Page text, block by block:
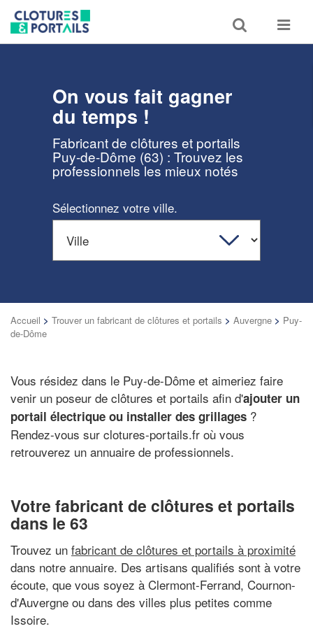
Toggle
search
Toggle
On vous fait gagner
du temps !
Fabricant de clôtures et portails
Puy-de-Dôme (63) : Trouvez les
professionnels les mieux notés
Sélectionnez votre ville.
Accueil > Trouver un fabricant de clôtures et portails > Auvergne > Puy-
de-Dôme
Vous résidez dans le Puy-de-Dôme et aimeriez faire
venir un poseur de clôtures et portails afin d'ajouter un
portail électrique ou installer des grillages ?
Rendez-vous sur clotures-portails.fr où vous
retrouverez un annuaire de professionnels.
Votre fabricant de clôtures et portails
dans le 63
Trouvez un fabricant de clôtures et portails à proximité
dans notre annuaire. Des artisans qualifiés sont à votre
écoute, que vous soyez à Clermont-Ferrand, Cournon-
d'Auvergne ou dans des villes plus petites comme
Issoire.